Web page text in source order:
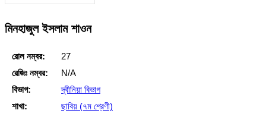
মিনহাজুল ইসলাম শাওন
রোল নম্বর:
27
রেজিঃ নম্বর:
N/A
বিভাগ:
দ্বীনিয়া বিভাগ
শাখা:
ছাবিয় (৭ম শ্রেণী)